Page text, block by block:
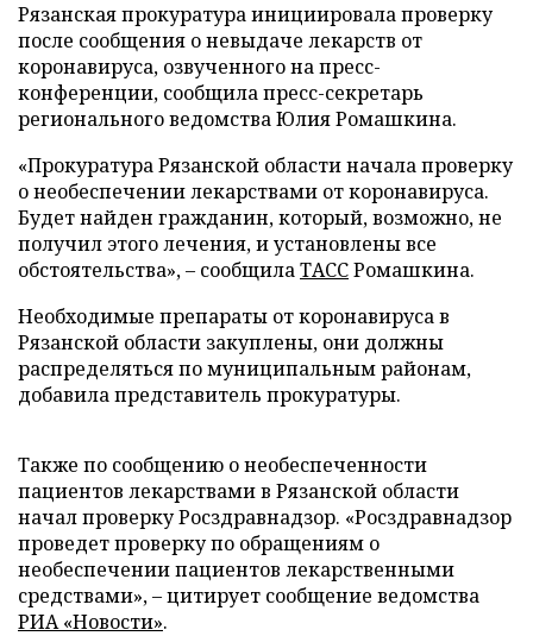
Рязанская прокуратура инициировала проверку
после сообщения о невыдаче лекарств от
коронавируса, озвученного на пресс-
конференции, сообщила пресс-секретарь
регионального ведомства Юлия Ромашкина.
«Прокуратура Рязанской области начала проверку
о необеспечении лекарствами от коронавируса.
Будет найден гражданин, который, возможно, не
получил этого лечения, и установлены все
обстоятельства», – сообщилаТАССРомашкина.
Необходимые препараты от коронавируса в
Рязанской области закуплены, они должны
распределяться по муниципальным районам,
добавила представитель прокуратуры.
Также по сообщению о необеспеченности
пациентов лекарствами в Рязанской области
начал проверку Росздравнадзор. «Росздравнадзор
проведет проверку по обращениям о
необеспечении пациентов лекарственными
средствами», – цитирует сообщение ведомства
РИА «Новости».